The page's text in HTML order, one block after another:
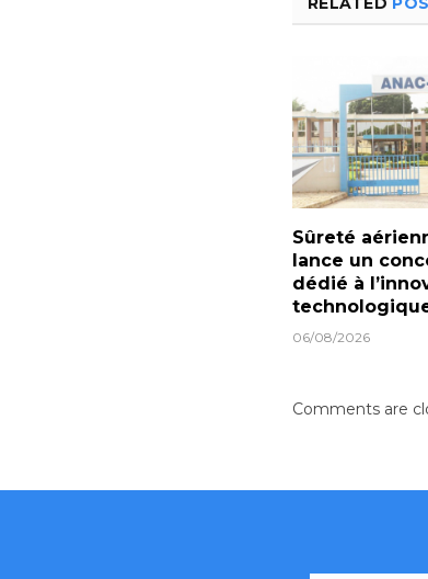
Sûreté
lance un
dédié à
06/08/2026
Comments are